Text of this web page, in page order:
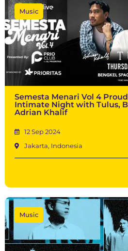
Music
Semesta Menari Vol 4
Intimate Night with Tulus,
Adrian Khalif
12 Sep 2024
Jakarta, Indonesia
Music